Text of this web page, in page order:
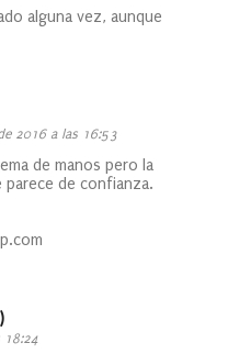
alguna vez, aunque
2016 a las 16:53
de manos pero la
parece de confianza.
18:24